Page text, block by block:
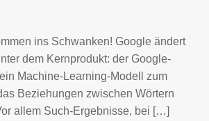
ins Schwanken! Google ändert
dem Kernprodukt: der Google-
Machine-Learning-Modell zum
Beziehungen zwischen Wörtern
allem Such-Ergebnisse, bei […]